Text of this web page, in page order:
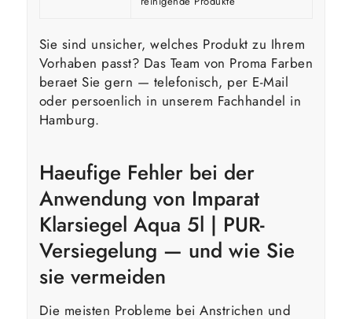
Sie sind unsicher, welches Produkt zu Ihrem
Vorhaben passt? Das Team von Proma Farben
beraet Sie gern — telefonisch, per E-Mail
oder persoenlich in unserem Fachhandel in
Hamburg.
Haeufige Fehler bei der
Anwendung von Imparat
Klarsiegel Aqua 5l | PUR-
Versiegelung — und wie Sie
sie vermeiden
Die meisten Probleme bei Anstrichen und